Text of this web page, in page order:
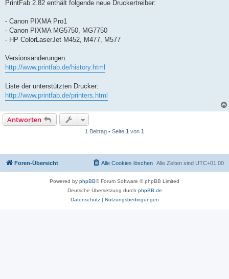
i
a
PrintFab 2.82 enthält folgende neue Druckertreiber:
- Canon PIXMA Pro1
- Canon PIXMA MG5750, MG7750
- HP ColorLaserJet M452, M477, M577
Versionsänderungen:
http://www.printfab.de/history.html
Liste der unterstützten Drucker:
http://www.printfab.de/printers.html
Antworten
1 Beitrag • Seite 1 von 1
Foren-Übersicht Alle Zeiten sind UTC+01:00
Alle Cookies löschen
Powered by phpBB® Forum Software © phpBB Limited
Deutsche Übersetzung durch phpBB.de
Datenschutz| Nutzungsbedingungen